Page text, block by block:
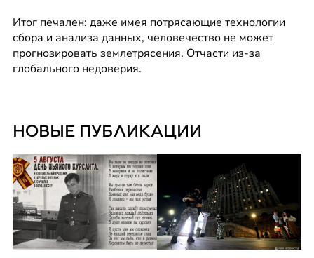
Итог печален: даже имея потрясающие технологии
сбора и анализа данных, человечество не может
прогнозировать землетрясения. Отчасти из-за
глобального недоверия.
НОВЫЕ ПУБЛИКАЦИИ